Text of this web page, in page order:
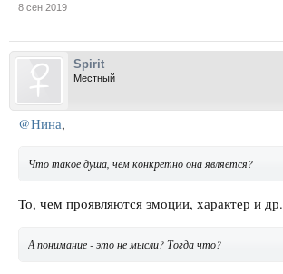
8 сен 2019
Spirit
Местный
@Нина,
Что такое душа, чем конкретно она является?
То, чем проявляются эмоции, характер и др.
А понимание - это не мысли? Тогда что?